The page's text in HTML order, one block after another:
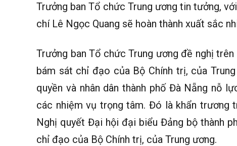
Trưởng ban Tổ chức Trung ương tin tưởng,
chí Lê Ngọc Quang sẽ hoàn thành xuất sắc
Trưởng ban Tổ chức Trung ương đề nghị
bám sát chỉ đạo của Bộ Chính trị, của
quyền và nhân dân thành phố Đà Nẵng nỗ
các nhiệm vụ trọng tâm. Đó là khẩn trương
Nghị quyết Đại hội đại biểu Đảng bộ thành
chỉ đạo của Bộ Chính trị, của Trung ương.